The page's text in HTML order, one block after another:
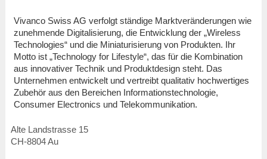
Vivanco Swiss AG verfolgt ständige Marktveränderungen wie
zunehmende Digitalisierung, die Entwicklung der „Wireless
Technologies“ und die Miniaturisierung von Produkten. Ihr
Motto ist „Technology for Lifestyle“, das für die Kombination
aus innovativer Technik und Produktdesign steht. Das
Unternehmen entwickelt und vertreibt qualitativ hochwertiges
Zubehör aus den Bereichen Informationstechnologie,
Consumer Electronics und Telekommunikation.
Alte Landstrasse 15
CH-8804 Au